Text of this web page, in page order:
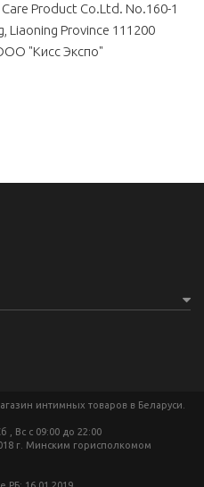
Product Co.Ltd. No.160-1
Liaoning Province 111200
"Кисс Экспо"
интимных товаров в Беларуси.
, Вс c 09:00 до 22:00
г. Минским горисполкомом
РБ: 16.01.2019